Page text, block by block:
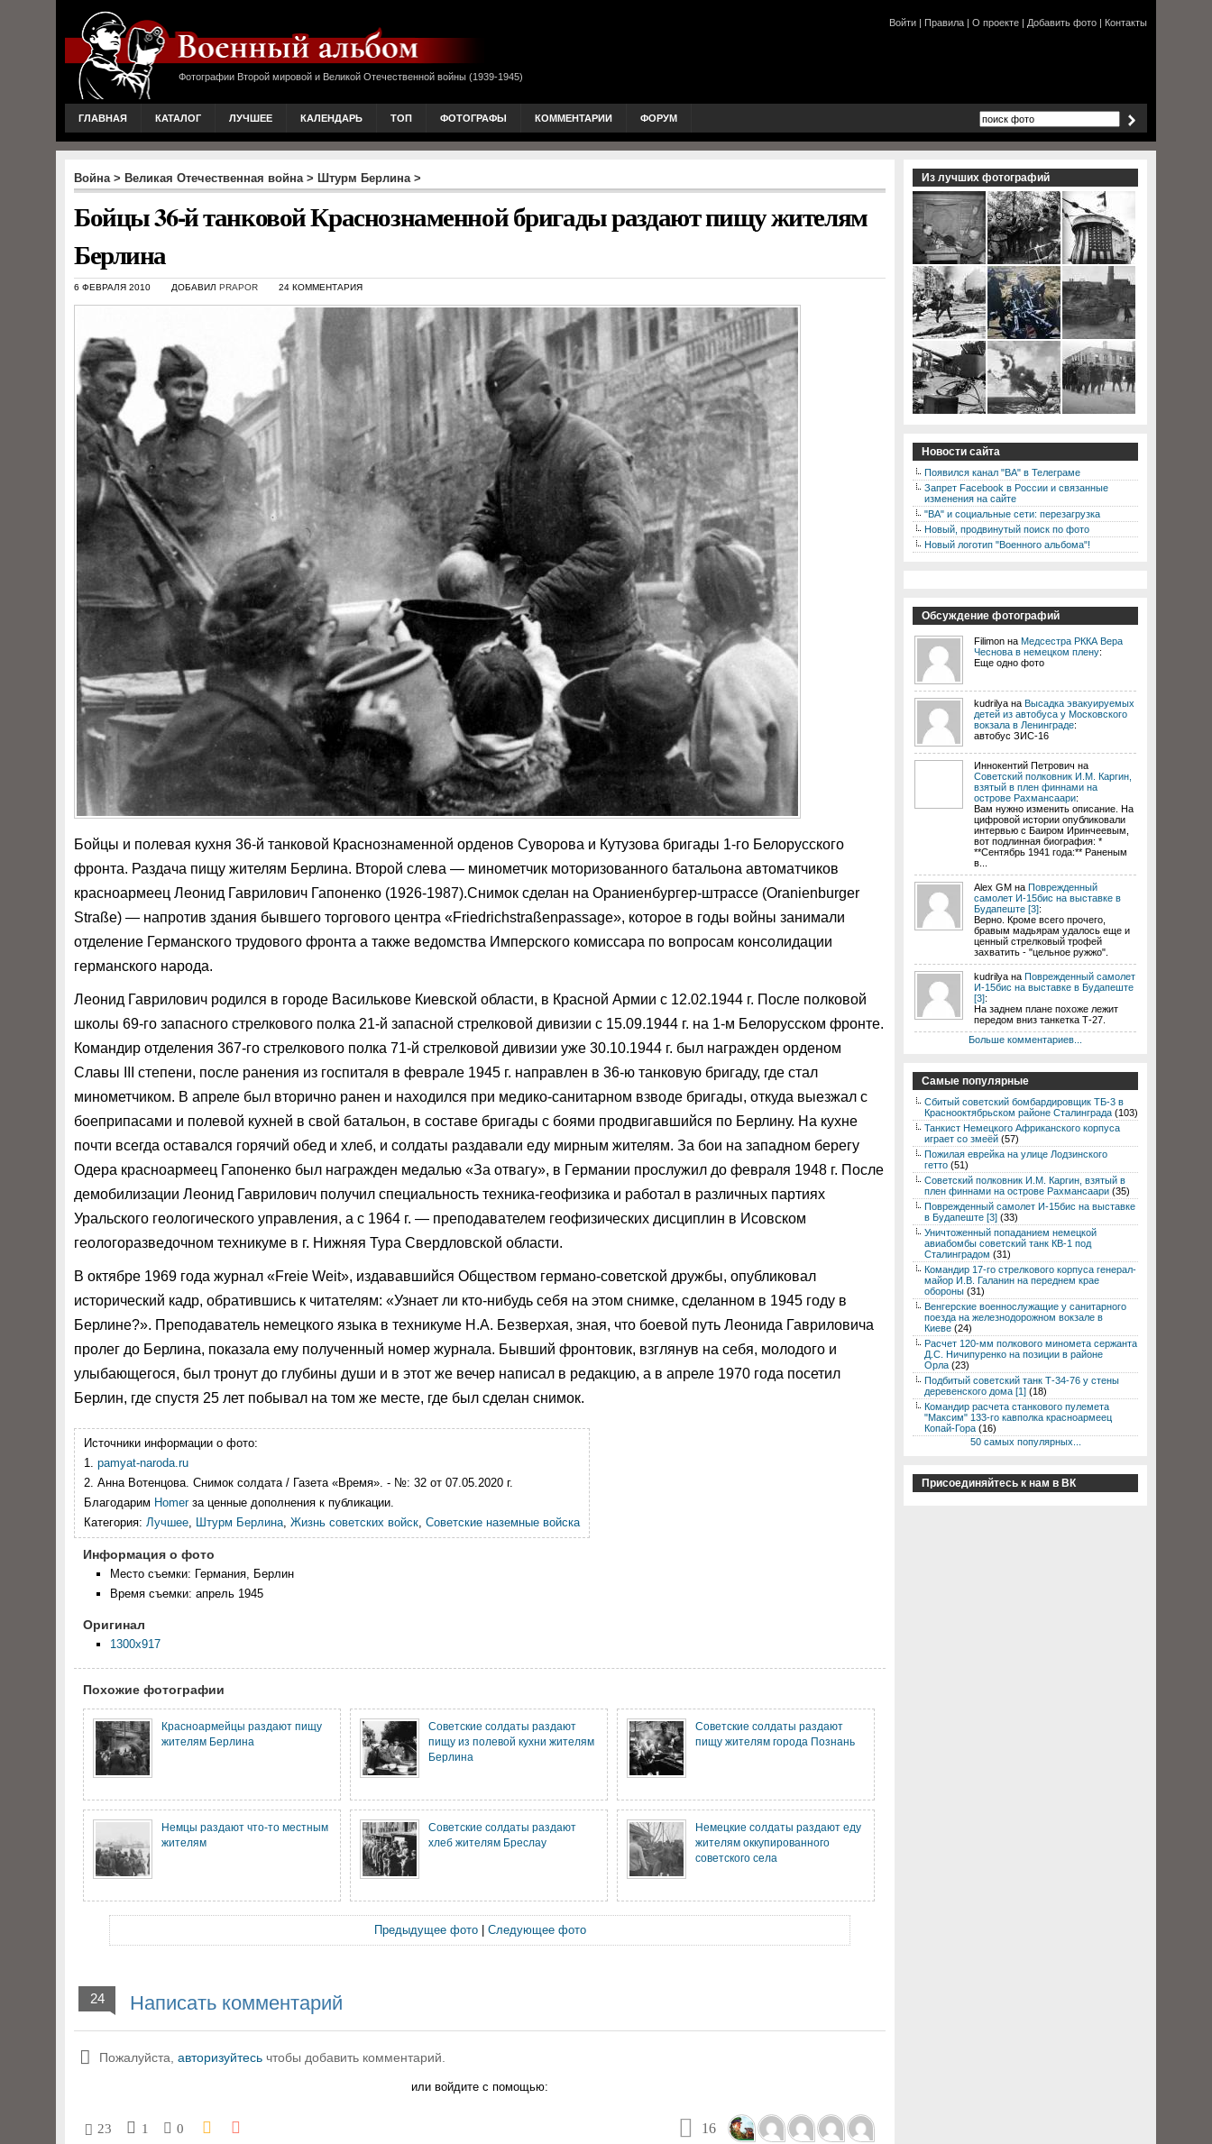
Фотографии Второй мировой и Великой Отечественной войны (1939-1945)
Войти | Правила | О проекте | Добавить фото | Контакты
ГЛАВНАЯ КАТАЛОГ ЛУЧШЕЕ КАЛЕНДАРЬ ТОП ФОТОГРАФЫ КОММЕНТАРИИ ФОРУМ
Война> Великая Отечественная война> Штурм Берлина>
Бойцы 36-й танковой Краснознаменной бригады раздают пищу жителям
Берлина
6 ФЕВРАЛЯ 2010 ДОБАВИЛ PRAPOR 24 КОММЕНТАРИЯ
Бойцы и полевая кухня 36-й танковой Краснознаменной орденов Суворова и Кутузова бригады 1-го Белорусского
фронта. Раздача пищу жителям Берлина. Второй слева — минометчик моторизованного батальона автоматчиков
красноармеец Леонид Гаврилович Гапоненко (1926-1987).Снимок сделан на Ораниенбургер-штрассе (Oranienburger
Straße) — напротив здания бывшего торгового центра «Friedrichstraßenpassage», которое в годы войны занимали
отделение Германского трудового фронта а также ведомства Имперского комиссара по вопросам консолидации
германского народа.
Леонид Гаврилович родился в городе Василькове Киевской области, в Красной Армии с 12.02.1944 г. После полковой
школы 69-го запасного стрелкового полка 21-й запасной стрелковой дивизии с 15.09.1944 г. на 1-м Белорусском фронте.
Командир отделения 367-го стрелкового полка 71-й стрелковой дивизии уже 30.10.1944 г. был награжден орденом
Славы III степени, после ранения из госпиталя в феврале 1945 г. направлен в 36-ю танковую бригаду, где стал
минометчиком. В апреле был вторично ранен и находился при медико-санитарном взводе бригады, откуда выезжал с
боеприпасами и полевой кухней в свой батальон, в составе бригады с боями продвигавшийся по Берлину. На кухне
почти всегда оставался горячий обед и хлеб, и солдаты раздавали еду мирным жителям. За бои на западном берегу
Одера красноармеец Гапоненко был награжден медалью «За отвагу», в Германии прослужил до февраля 1948 г. После
демобилизации Леонид Гаврилович получил специальность техника-геофизика и работал в различных партиях
Уральского геологического управления, а с 1964 г. — преподавателем геофизических дисциплин в Исовском
геологоразведочном техникуме в г. Нижняя Тура Свердловской области.
В октябре 1969 года журнал «Freie Weit», издававшийся Обществом германо-советской дружбы, опубликовал
исторический кадр, обратившись к читателям: «Узнает ли кто-нибудь себя на этом снимке, сделанном в 1945 году в
Берлине?». Преподаватель немецкого языка в техникуме Н.А. Безверхая, зная, что боевой путь Леонида Гавриловича
пролег до Берлина, показала ему полученный номер журнала. Бывший фронтовик, взглянув на себя, молодого и
улыбающегося, был тронут до глубины души и в этот же вечер написал в редакцию, а в апреле 1970 года посетил
Берлин, где спустя 25 лет побывал на том же месте, где был сделан снимок.
Источники информации о фото:
1. pamyat-naroda.ru
2. Анна Вотенцова. Снимок солдата / Газета «Время». - №: 32 от 07.05.2020 г.
Благодарим Homerза ценные дополнения к публикации.
Категория: Лучшее, Штурм Берлина, Жизнь советских войск, Советские наземные войска
Информация о фото
Место съемки: Германия, Берлин
Время съемки: апрель 1945
Оригинал
1300x917
Похожие фотографии
Красноармейцы раздают пищу
жителям Берлина
Советские солдаты раздают
пищу из полевой кухни жителям
Берлина
Советские солдаты раздают
пищу жителям города Познань
Немцы раздают что-то местным
жителям
Советские солдаты раздают
хлеб жителям Бреслау
Немецкие солдаты раздают еду
жителям оккупированного
советского села
Предыдущее фото| Следующее фото
24 Написать комментарий
Пожалуйста, авторизуйтесь чтобы добавить комментарий.
или войдите с помощью:
23 1 0 16
Из лучших фотографий
Новости сайта
Появился канал "ВА" в Телеграме
Запрет Facebook в России и связанные
изменения на сайте
"ВА" и социальные сети: перезагрузка
Новый, продвинутый поиск по фото
Новый логотип "Военного альбома"!
Обсуждение фотографий
Filimon на Медсестра РККА Вера
Чеснова в немецком плену:
Еще одно фото
kudrilya на Высадка эвакуируемых
детей из автобуса у Московского
вокзала в Ленинграде:
автобус ЗИС-16
Иннокентий Петрович на
Советский полковник И.М. Каргин,
взятый в плен финнами на
острове Рахмансаари:
Вам нужно изменить описание. На
цифровой истории опубликовали
интервью с Баиром Иринчеевым,
вот подлинная биография: *
**Сентябрь 1941 года:** Раненым
в...
Alex GM на Поврежденный
самолет И-15бис на выставке в
Будапеште [3]:
Верно. Кроме всего прочего,
бравым мадьярам удалось еще и
ценный стрелковый трофей
захватить - "цельное ружжо".
kudrilya на Поврежденный самолет
И-15бис на выставке в Будапеште
[3]:
На заднем плане похоже лежит
передом вниз танкетка Т-27.
Больше комментариев...
Самые популярные
Сбитый советский бомбардировщик ТБ-3 в
Краснооктябрьском районе Сталинграда (103)
Танкист Немецкого Африканского корпуса
играет со змеёй (57)
Пожилая еврейка на улице Лодзинского
гетто (51)
Советский полковник И.М. Каргин, взятый в
плен финнами на острове Рахмансаари (35)
Поврежденный самолет И-15бис на выставке
в Будапеште [3] (33)
Уничтоженный попаданием немецкой
авиабомбы советский танк КВ-1 под
Сталинградом (31)
Командир 17-го стрелкового корпуса генерал-
майор И.В. Галанин на переднем крае
обороны (31)
Венгерские военнослужащие у санитарного
поезда на железнодорожном вокзале в
Киеве (24)
Расчет 120-мм полкового миномета сержанта
Д.С. Ничипуренко на позиции в районе
Орла (23)
Подбитый советский танк Т-34-76 у стены
деревенского дома [1] (18)
Командир расчета станкового пулемета
"Максим" 133-го кавполка красноармеец
Копай-Гора (16)
50 самых популярных...
Присоединяйтесь к нам в ВК